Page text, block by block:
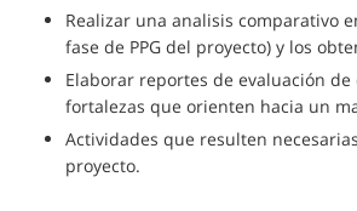
Realizar una analisis comparativo
fase de PPG del proyecto) y los
Elaborar reportes de evaluación
fortalezas que orienten hacia un
Actividades que resulten
proyecto.